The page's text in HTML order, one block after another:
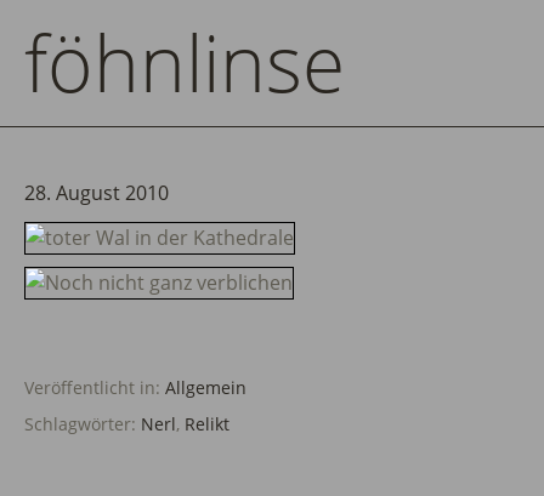
föhnlinse
28. August 2010
Veröffentlicht in: Allgemein
Schlagwörter: Nerl, Relikt